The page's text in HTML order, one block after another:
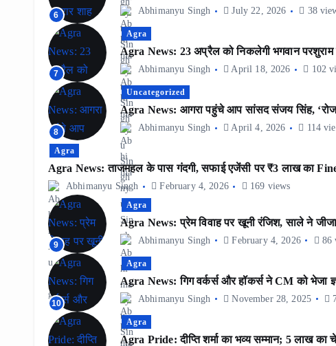
6 Abhimanyu Singh July 22, 2026 38
7
Agra
Agra News: 23 अप्रैल को निकलेगी भगवान परशुराम
Abhimanyu Singh April 18, 2026 102
8
Uncategorized
Agra News: आगरा पहुंचे आप सांसद संजय सिंह,
Abhimanyu Singh April 4, 2026 114
Agra
Agra News: ताजमहल के पास गंदगी, सफाई एजेंसी पर ₹3 लाख का
Abhimanyu Singh February 4, 2026 169 views
9
Agra
Agra News: प्रेम विवाह पर खूनी रंजिश, साले ने
Abhimanyu Singh February 4, 2026 86
10
Agra
Agra News: गिग वर्कर्स और हॉकर्स ने CM को भेजा
Abhimanyu Singh November 28, 2025
Agra
Agra Pride: दीप्ति शर्मा का भव्य सम्मान; 5 लाख का